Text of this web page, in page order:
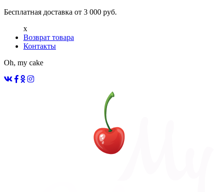
Бесплатная доставка от 3 000 руб.
x
Возврат товара
Контакты
Oh, my cake